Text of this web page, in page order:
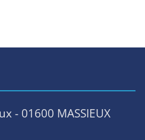
- 01600 MASSIEUX